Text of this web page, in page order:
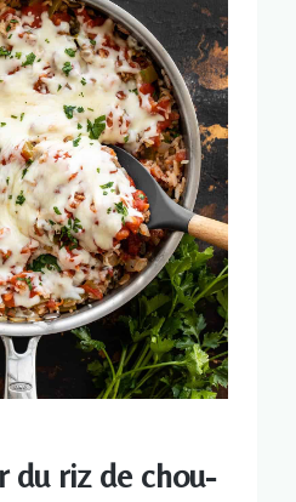
du riz de chou-